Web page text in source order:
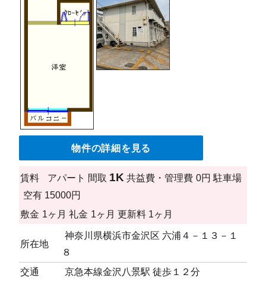
物件の詳細を見る
賃料 アパート 間取 1K 共益費・管理費 0円 駐車場
空有 15000円
敷金 1ヶ月 礼金 1ヶ月 更新料 1ヶ月
所在地
神奈川県横浜市金沢区 六浦４－１３－１
８
交通
京急本線金沢八景駅 徒歩１２分